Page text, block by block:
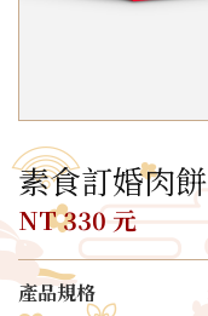
素食訂婚肉餅
NT 330 元
產品規格